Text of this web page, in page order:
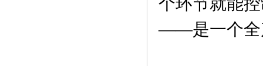
——是一个全